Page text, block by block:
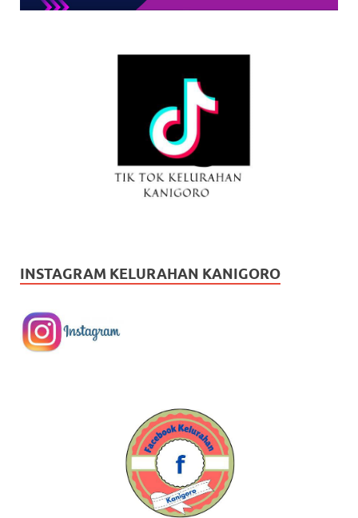
INSTAGRAM KELURAHAN KANIGORO